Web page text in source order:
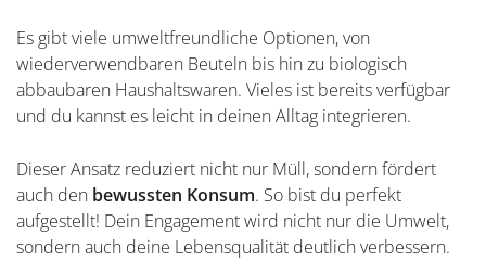
Es gibt viele umweltfreundliche Optionen, von
wiederverwendbaren Beuteln bis hin zu biologisch
abbaubaren Haushaltswaren. Vieles ist bereits verfügbar
und du kannst es leicht in deinen Alltag integrieren.
Dieser Ansatz reduziert nicht nur Müll, sondern fördert
auch den bewussten Konsum. So bist du perfekt
aufgestellt! Dein Engagement wird nicht nur die Umwelt,
sondern auch deine Lebensqualität deutlich verbessern.